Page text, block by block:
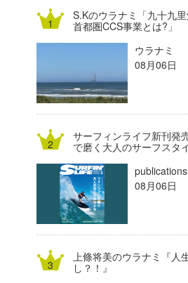
熊谷素子
植村未来
大野”MAR”修聖
喜納海人
ECE
H
KID
KOBU
KY
MIN
mitz
OYZ
S.Kのウラナミ「九十九
首都圏CCS事業とは?」
ウラナミ
08月06日
サーフィンライフ新刊発
で磨く大人のサーフスタ
publications
08月06日
上條将美のウラナミ『人
し？！』